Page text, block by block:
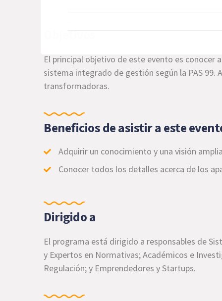
El principal objetivo de este evento es
sistema integrado de gestión según la PAS
transformadoras.
Beneficios de asistir a este
Adquirir un conocimiento y una visión
Conocer todos los detalles acerca de los
Dirigido a
El programa está dirigido a responsables de
y Expertos en Normativas; Académicos e
Regulación; y Emprendedores y Startups.